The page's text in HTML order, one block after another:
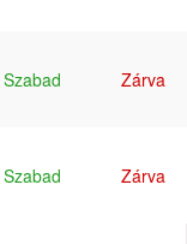
Szabad Zárva
Szabad Zárva